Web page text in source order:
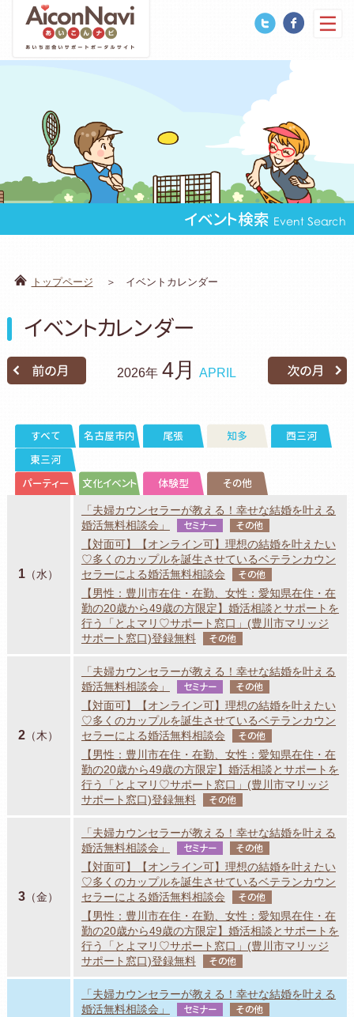
イベント検索 Event Search
トップページ イベントカレンダー
イベントカレンダー
2026年 4月 APRIL
すべて 名古屋市内 尾張 知多
西三河
東三河
パーティー
文化イベント 体験型 その他
1 （水）
「夫婦カウンセラーが教える！幸せな結婚を叶える
婚活無料相談会」
セミナー その他
【対面可】【オンライン可】理想の結婚を叶えたい
♡多くのカップルを誕生させているベテランカウン
セラーによる婚活無料相談会
その他
【男性：豊川市在住・在勤、女性：愛知県在住・在
勤の20歳から49歳の方限定】婚活相談とサポートを
行う「とよマリ♡サポート窓口」(豊川市マリッジ
サポート窓口)登録無料
その他
2 （木）
「夫婦カウンセラーが教える！幸せな結婚を叶える
婚活無料相談会」
セミナー その他
【対面可】【オンライン可】理想の結婚を叶えたい
♡多くのカップルを誕生させているベテランカウン
セラーによる婚活無料相談会
その他
【男性：豊川市在住・在勤、女性：愛知県在住・在
勤の20歳から49歳の方限定】婚活相談とサポートを
行う「とよマリ♡サポート窓口」(豊川市マリッジ
サポート窓口)登録無料
その他
3 （金）
「夫婦カウンセラーが教える！幸せな結婚を叶える
婚活無料相談会」
セミナー その他
【対面可】【オンライン可】理想の結婚を叶えたい
♡多くのカップルを誕生させているベテランカウン
セラーによる婚活無料相談会
その他
【男性：豊川市在住・在勤、女性：愛知県在住・在
勤の20歳から49歳の方限定】婚活相談とサポートを
行う「とよマリ♡サポート窓口」(豊川市マリッジ
サポート窓口)登録無料
その他
「夫婦カウンセラーが教える！幸せな結婚を叶える
婚活無料相談会」
セミナー その他